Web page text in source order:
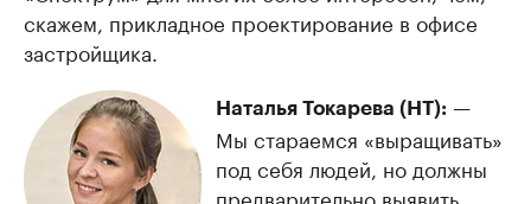
скажем, прикладное проектирование в офисе
застройщика.
Наталья Токарева (НТ): —
Мы стараемся «выращивать»
под себя людей, но должны
предварительно выявить